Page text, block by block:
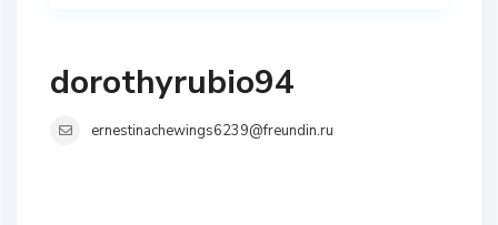
dorothyrubio94
ernestinachewings6239@freundin.ru